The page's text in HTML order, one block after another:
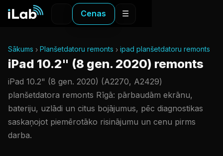
Cenas ☰
Sākums Planšetdatoru remonts ipad planšetdatoru remonts
iPad 10.2" (8 gen. 2020) remonts
iPad 10.2" (8 gen. 2020) (A2270, A2429)
planšetdatora remonts Rīgā: pārbaudām ekrānu,
bateriju, uzlādi un citus bojājumus, pēc diagnostikas
saskaņojot piemērotāko risinājumu un cenu pirms
darba.